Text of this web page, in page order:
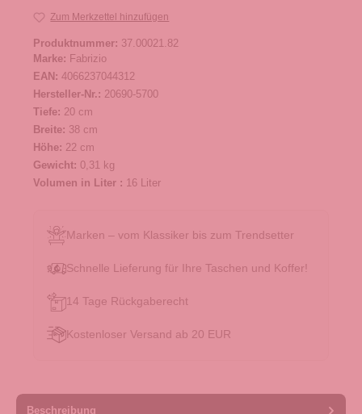
Zum Merkzettel hinzufügen
Produktnummer: 37.00021.82
Marke: Fabrizio
EAN: 4066237044312
Hersteller-Nr.: 20690-5700
Tiefe: 20 cm
Breite: 38 cm
Höhe: 22 cm
Gewicht: 0,31 kg
Volumen in Liter : 16 Liter
Marken – vom Klassiker bis zum Trendsetter
Schnelle Lieferung für Ihre Taschen und Koffer!
14 Tage Rückgaberecht
Kostenloser Versand ab 20 EUR
Beschreibung